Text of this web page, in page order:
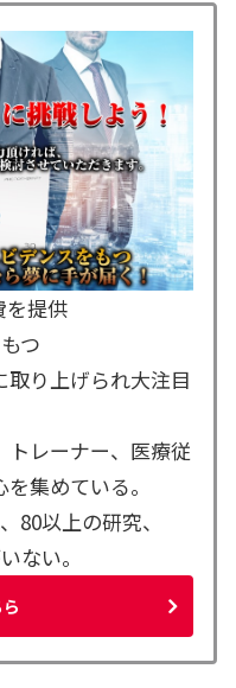
を提供
つ
取り上げられ大注目
トレーナー、医療従
集めている。
80以上の研究、
ない。